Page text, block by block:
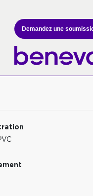
Demandez une